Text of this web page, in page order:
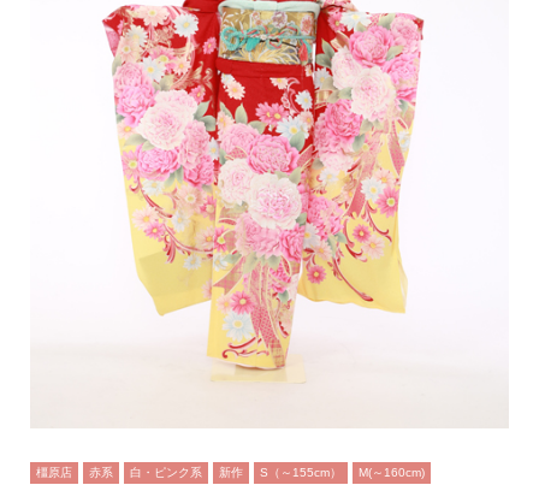
橿原店 赤系 白・ピンク系 新作 S（～155cm）
M(～160cm)